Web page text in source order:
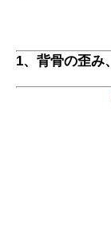
1、背骨の歪み